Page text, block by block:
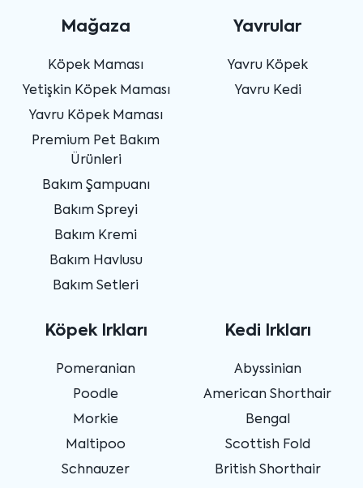
Mağaza
Köpek Maması
Yetişkin Köpek Maması
Yavru Köpek Maması
Premium Pet Bakım
Ürünleri
Bakım Şampuanı
Bakım Spreyi
Bakım Kremi
Bakım Havlusu
Bakım Setleri
Yavrular
Yavru Köpek
Yavru Kedi
Köpek Irkları
Pomeranian
Poodle
Morkie
Maltipoo
Schnauzer
Kedi Irkları
Abyssinian
American Shorthair
Bengal
Scottish Fold
British Shorthair